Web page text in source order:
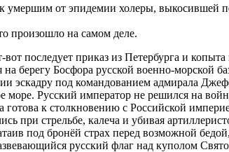
умершим от эпидемии холеры, выкосившей
произошло на самом деле.
последует приказ из Петербурга и
Босфора русской военно-морской
эскадру под командованием адмирала
Русский император не решился на
к столкновению c Российской
при стрельбе, калеча и убивая
под бронёй страх перед возможной
русский флаг над куполом